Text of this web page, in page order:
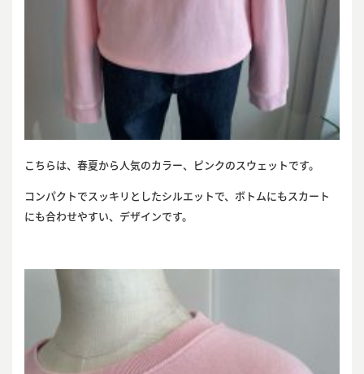
こちらは、春夏から人気のカラー、ピンクのスウェットです。
コンパクトでスッキリとしたシルエットで、ボトムにもスカート
にも合わせやすい、デザインです。